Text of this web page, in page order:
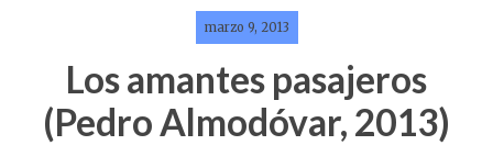
marzo 9, 2013
Los amantes pasajeros
(Pedro Almodóvar, 2013)